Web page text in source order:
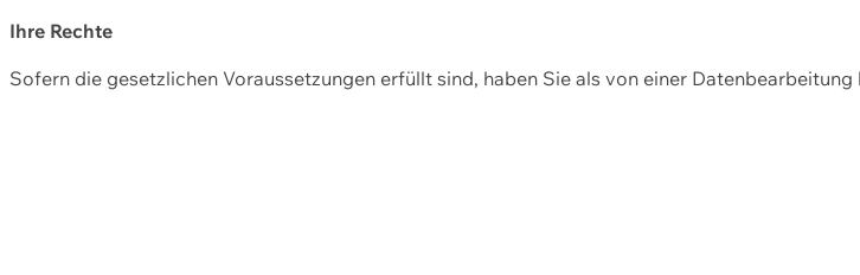
Ihre Rechte
Sofern die gesetzlichen Voraussetzungen erfüllt sind, haben Sie als von einer